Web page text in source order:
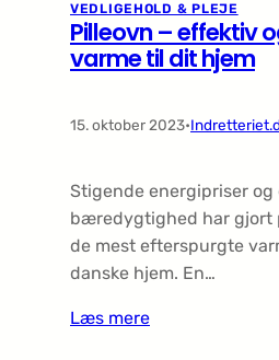
VEDLIGEHOLD & PLEJE
Pilleovn – effektiv
varme til dit hjem
15. oktober 2023•
Stigende energipriser og
bæredygtighed har gjort
de mest efterspurgte
danske hjem. En…
Læs mere